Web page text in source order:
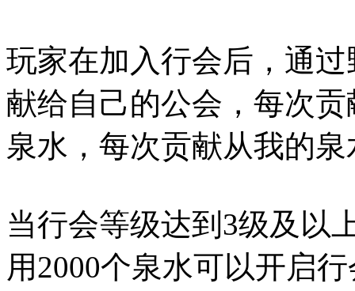
玩家在加入行会后，通
献给自己的公会，每次
泉水，每次贡献从我的
当行会等级达到3级及以
用2000个泉水可以开启